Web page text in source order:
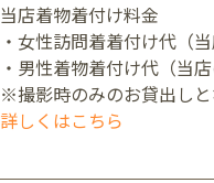
当店着物着付け料金
・女性訪問着着付け代（
・男性着物着付け代（
※撮影時のみのお貸出しと
詳しくはこちら